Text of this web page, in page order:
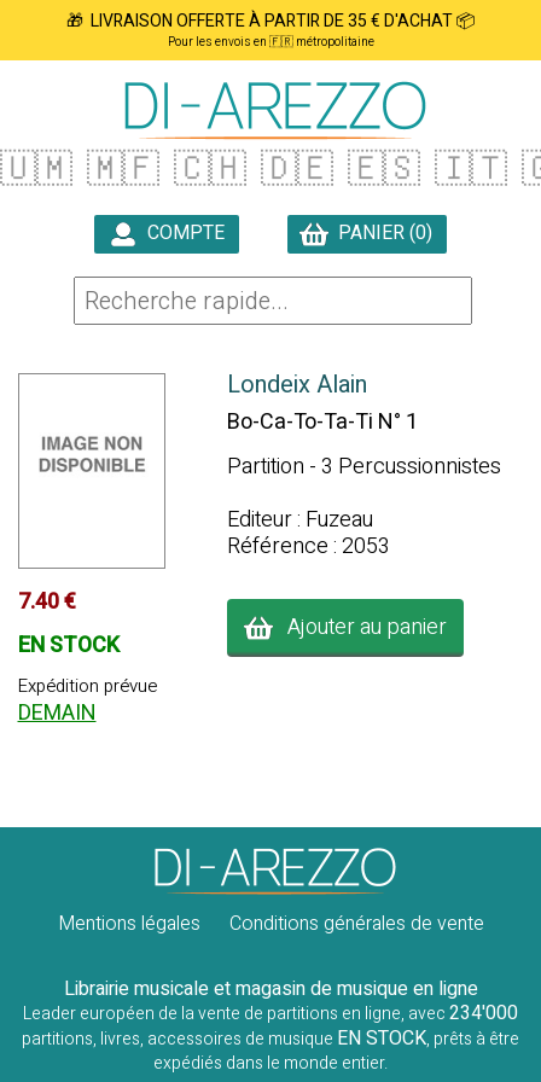
🎁 LIVRAISON OFFERTE À PARTIR DE 35 € D'ACHAT 📦
Pour les envois en 🇫🇷 métropolitaine
🇺🇲 🇲🇫 🇨🇭 🇩🇪 🇪🇸 🇮🇹
COMPTE
PANIER (0)
7.40 €
EN STOCK
Expédition prévue
DEMAIN
Londeix Alain
Bo-Ca-To-Ta-Ti N° 1
Partition - 3 Percussionnistes
Editeur : Fuzeau
Référence : 2053
Ajouter au panier
Mentions légales Conditions générales de vente
Librairie musicale et magasin de musique en ligne
Leader européen de la vente de partitions en ligne, avec234'000
partitions, livres, accessoires de musique EN STOCK, prêts à être
expédiés dans le monde entier.